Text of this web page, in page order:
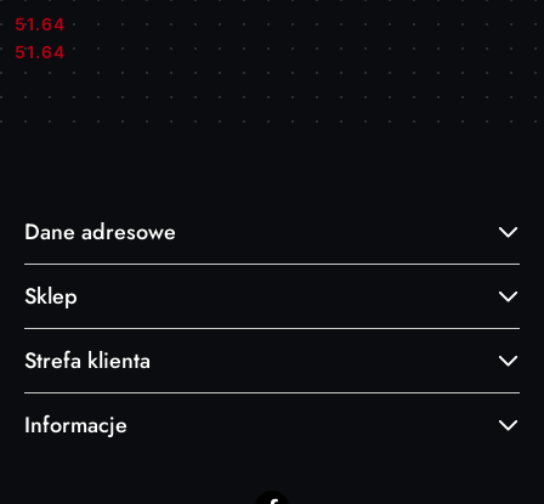
Cena:
51.64
Cena:
51.64
Dane adresowe
Sklep
Strefa klienta
Informacje